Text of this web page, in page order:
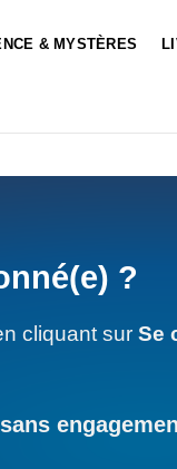
& MYSTÈRES
?
cliquant sur Se